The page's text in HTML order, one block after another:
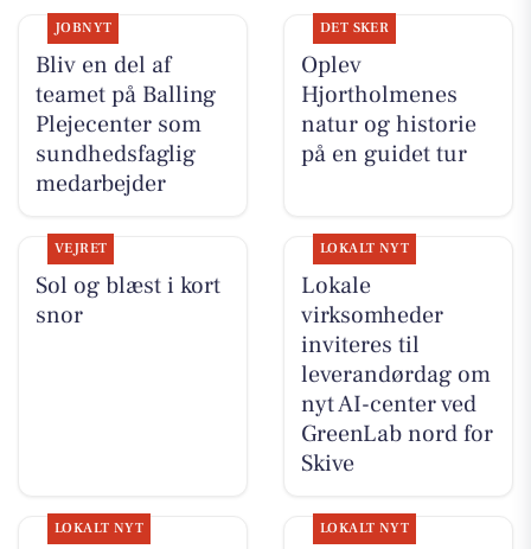
JOBNYT
Bliv en del af
teamet på Balling
Plejecenter som
sundhedsfaglig
medarbejder
DET SKER
Oplev
Hjortholmenes
natur og historie
på en guidet tur
VEJRET
Sol og blæst i kort
snor
LOKALT NYT
Lokale
virksomheder
inviteres til
leverandørdag om
nyt AI-center ved
GreenLab nord for
Skive
LOKALT NYT LOKALT NYT